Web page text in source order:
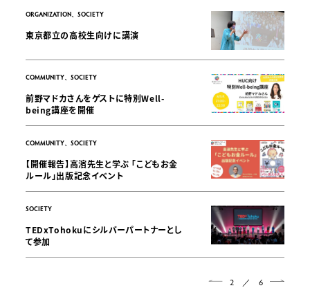
ORGANIZATION、SOCIETY
東京都立の高校生向けに講演
COMMUNITY、SOCIETY
前野マドカさんをゲストに特別Well-
being講座を開催
COMMUNITY、SOCIETY
【開催報告】高濱先生と学ぶ 「こどもお金
ルール」出版記念イベント
SOCIETY
TEDxTohokuにシルバーパートナーとし
て参加
2 ／ 6